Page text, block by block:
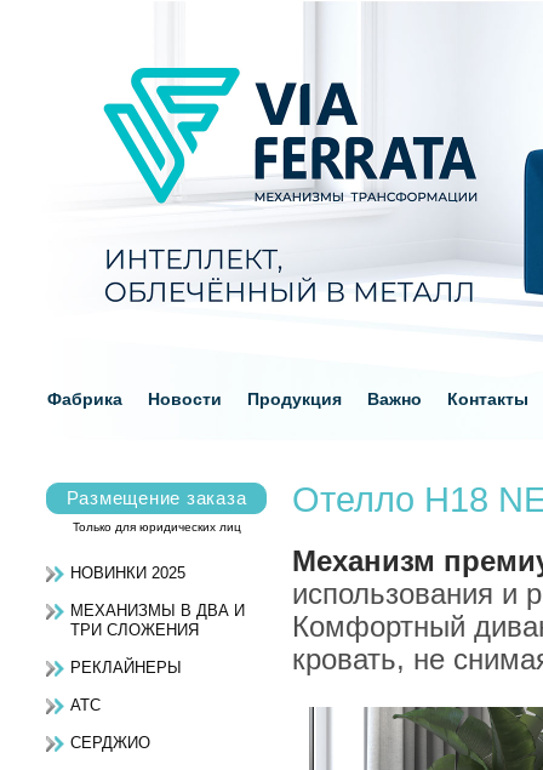
Фабрика Новости Продукция Важно Контакты
Размещение заказа
Только для юридических лиц
НОВИНКИ 2025
МЕХАНИЗМЫ В ДВА И
ТРИ СЛОЖЕНИЯ
РЕКЛАЙНЕРЫ
АТС
СЕРДЖИО
Отелло Н18
Механизм
использования и
Комфортный
кровать, не